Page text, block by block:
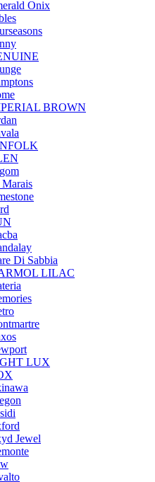
Onix
BROWN
Di Sabbia
LILAC
LUX
Jewel